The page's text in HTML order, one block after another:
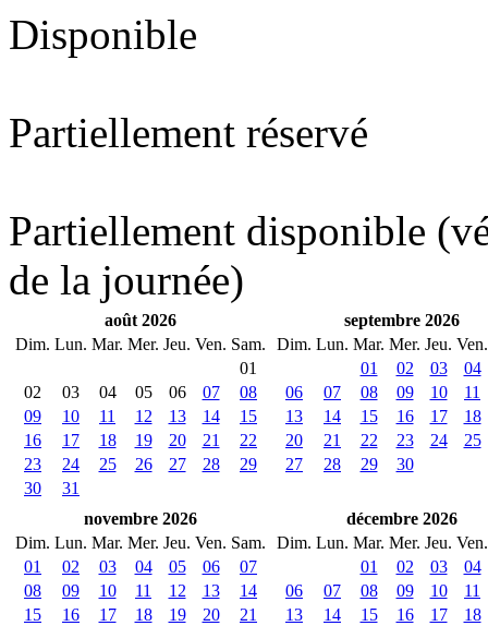
Disponible
Partiellement réservé
Partiellement disponible
de la journée)
août 2026
Dim. Lun. Mar. Mer. Jeu. Ven. Sam.
01
02
03 04 05 06 07
08
09
10 11 12 13 14
15
16
17 18 19 20 21
22
23
24 25 26 27 28
29
30
31
septembre 2026
Dim. Lun. Mar. Mer. Jeu. Ven.
01
02 03
04
06
07 08 09 10
11
13
14 15 16 17
18
20
21 22 23 24
25
27
28 29 30
novembre 2026
Dim. Lun. Mar. Mer. Jeu. Ven. Sam.
01
02 03 04 05 06
07
08
09 10 11 12 13
14
15
16 17 18 19 20
21
décembre 2026
Dim. Lun. Mar. Mer. Jeu. Ven.
01
02 03
04
06
07 08 09 10
11
13
14 15 16 17
18